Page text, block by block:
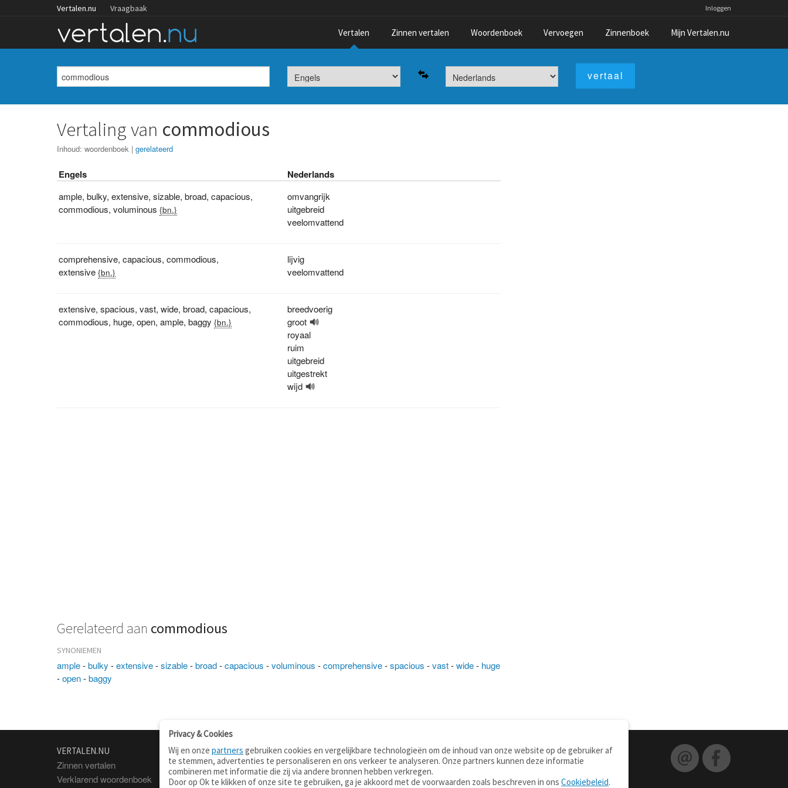
Vertalen.nu Vraagbaak Inloggen
Vertalen Zinnen vertalen Woordenboek Vervoegen Zinnenboek Mijn Vertalen.nu
Vertaling van commodious
Inhoud:woordenboek |gerelateerd
Engels Nederlands
ample,bulky,extensive,sizable,broad,capacious,
commodious,voluminous {bn.}
omvangrijk
uitgebreid
veelomvattend
comprehensive,capacious,commodious,
extensive {bn.}
lijvig
veelomvattend
extensive,spacious,vast,wide,broad,capacious,
commodious, huge,open,ample,baggy {bn.}
breedvoerig
groot
royaal
ruim
uitgebreid
uitgestrekt
wijd
Gerelateerd aan commodious
SYNONIEMEN
ample-bulky -extensive-sizable-broad-capacious -voluminous -comprehensive-spacious -vast-wide- huge
-open-baggy
VERTALEN.NU
Zinnen vertalen
Verklarend woordenboek
OVER
Over deze site
Contact
TOOLS
Apps
Mobiel
WOORDENBOEKEN
Nederlands - Engels
Nederlands - Duits
Privacy & Cookies
Wij en onze partners gebruiken cookies en vergelijkbare technologieën om de inhoud van onze website op de gebruiker af
te stemmen, advertenties te personaliseren en ons verkeer te analyseren. Onze partners kunnen deze informatie
combineren met informatie die zij via andere bronnen hebben verkregen.
Door op Ok te klikken of onze site te gebruiken, ga je akkoord met de voorwaarden zoals beschreven in ons Cookiebeleid.